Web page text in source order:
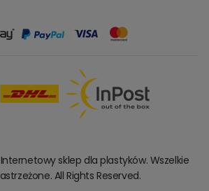
sklep dla plastyków. Wszelkie
All Rights Reserved.